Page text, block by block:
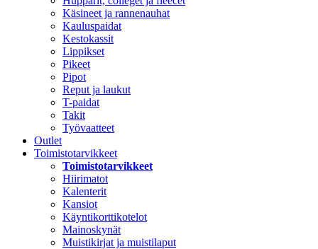
Käsineet ja rannenauhat
Kauluspaidat
Kestokassit
Lippikset
Pikeet
Pipot
Reput ja laukut
T-paidat
Takit
Työvaatteet
Outlet
Toimistotarvikkeet
Toimistotarvikkeet
Hiirimatot
Kalenterit
Kansiot
Käyntikorttikotelot
Mainoskynät
Muistikirjat ja muistilaput